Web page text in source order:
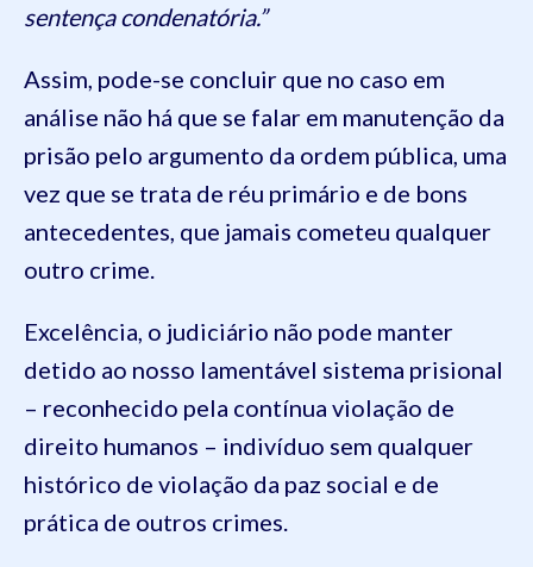
sentença condenatória.”
Assim, pode-se concluir que no caso em
análise não há que se falar em manutenção da
prisão pelo argumento da ordem pública, uma
vez que se trata de réu primário e de bons
antecedentes, que jamais cometeu qualquer
outro crime.
Excelência, o judiciário não pode manter
detido ao nosso lamentável sistema prisional
– reconhecido pela contínua violação de
direito humanos – indivíduo sem qualquer
histórico de violação da paz social e de
prática de outros crimes.